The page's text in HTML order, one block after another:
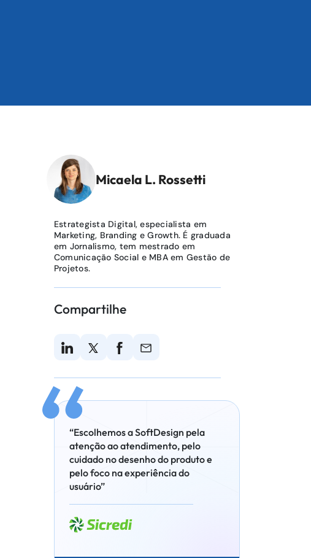
Micaela L. Rossetti
Estrategista Digital, especialista em
Marketing, Branding e Growth. É graduada
em Jornalismo, tem mestrado em
Comunicação Social e MBA em Gestão de
Projetos.
Compartilhe
“Escolhemos a SoftDesign pela
atenção ao atendimento, pelo
cuidado no desenho do produto e
pelo foco na experiência do
usuário”